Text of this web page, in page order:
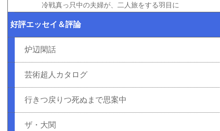
冷戦真っ只中の夫婦が、二人旅をする羽目に
好評エッセイ＆評論
炉辺閑話
芸術超人カタログ
行きつ戻りつ死ぬまで思案中
ザ・大関